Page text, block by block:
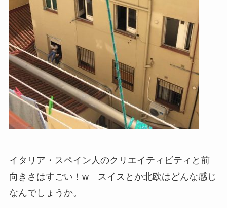
イタリア・スペイン人のクリエイティビティと前
向きさはすごい！w スイスとか北欧はどんな感じ
なんでしょうか。